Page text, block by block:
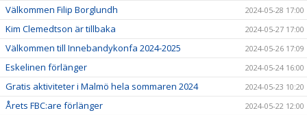
Välkommen Filip Borglundh 2024-05-28 17:00
Kim Clemedtson är tillbaka 2024-05-27 17:00
Välkommen till Innebandykonfa 2024-2025 2024-05-26 17:09
Eskelinen förlänger 2024-05-24 16:00
Gratis aktiviteter i Malmö hela sommaren 2024 2024-05-23 10:20
Årets FBC:are förlänger 2024-05-22 12:00